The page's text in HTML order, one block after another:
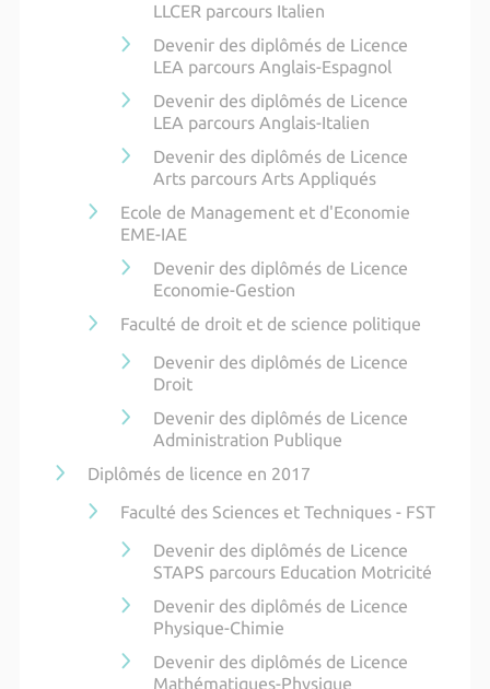
LLCER parcours Italien
Devenir des diplômés de Licence
LEA parcours Anglais-Espagnol
Devenir des diplômés de Licence
LEA parcours Anglais-Italien
Devenir des diplômés de Licence
Arts parcours Arts Appliqués
Ecole de Management et d'Economie
EME-IAE
Devenir des diplômés de Licence
Economie-Gestion
Faculté de droit et de science politique
Devenir des diplômés de Licence
Droit
Devenir des diplômés de Licence
Administration Publique
Diplômés de licence en 2017
Faculté des Sciences et Techniques - FST
Devenir des diplômés de Licence
STAPS parcours Education Motricité
Devenir des diplômés de Licence
Physique-Chimie
Devenir des diplômés de Licence
Mathématiques-Physique